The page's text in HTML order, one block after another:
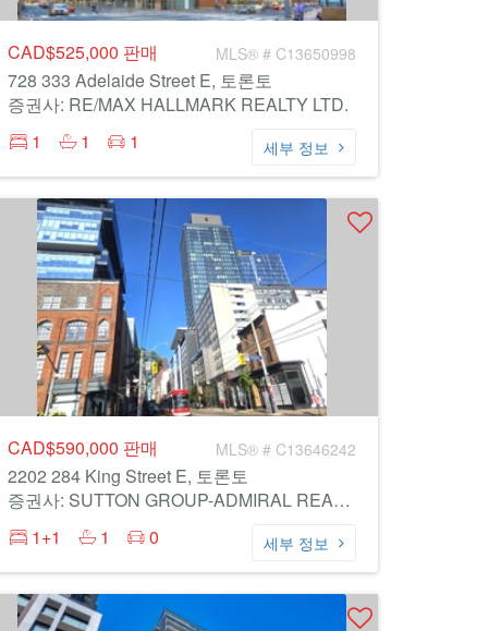
CAD$525,000 판매 MLS® # C13650998
728 333 Adelaide Street E, 토론토
증권사: RE/MAX HALLMARK REALTY LTD.
1
1 1 세부 정보
CAD$590,000 판매 MLS® # C13646242
2202 284 King Street E, 토론토
증권사: SUTTON GROUP-ADMIRAL REALTY INC.
1+1
1 0 세부 정보